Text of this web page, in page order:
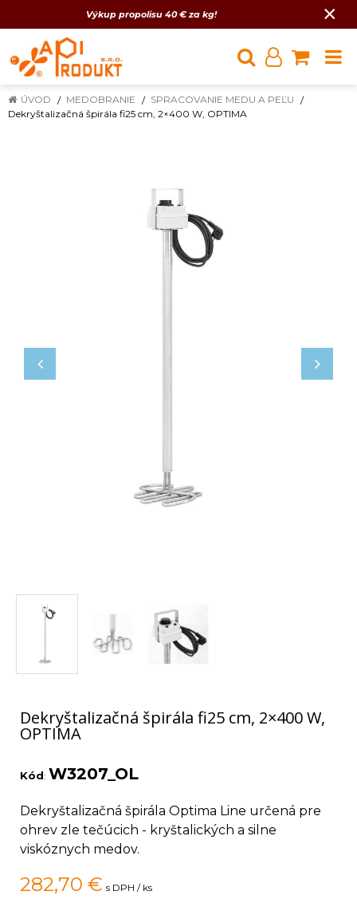
Výkup propolisu 40 € za kg! ×
ÚVOD MEDOBRANIE
SPRACOVANIE MEDU A PEĽU
Dekryštalizačná špirála fi25 cm, 2×400 W, OPTIMA
Dekryštalizačná špirála fi25 cm, 2×400 W,
OPTIMA
Kód: W3207_OL
Dekryštalizačná špirála Optima Line určená pre
ohrev zle tečúcich - kryštalických a silne
viskóznych medov.
282,70 € s DPH / ks